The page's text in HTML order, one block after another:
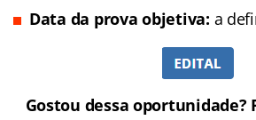
Data da prova objetiva: a
Gostou dessa oportunidade?